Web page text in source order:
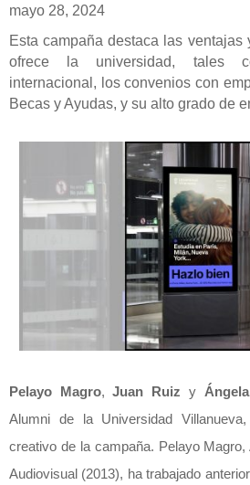
mayo 28, 2024
Esta campaña destaca las
ofrece la universidad, tales
internacional, los convenios con
Becas y Ayudas, y su alto grado de
Pelayo Magro,Juan Ruiz y
Alumni de la Universidad
creativo de la campaña. Pelayo
Audiovisual (2013), ha trabajado